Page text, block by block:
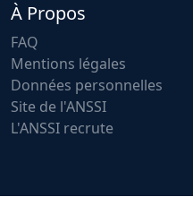
À Propos
FAQ
Mentions légales
Données personnelles
Site de l'ANSSI
L'ANSSI recrute